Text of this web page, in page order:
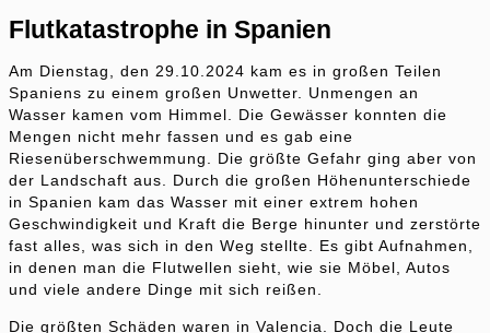
Flutkatastrophe in Spanien
Am Dienstag, den 29.10.2024 kam es in großen Teilen
Spaniens zu einem großen Unwetter. Unmengen an
Wasser kamen vom Himmel. Die Gewässer konnten die
Mengen nicht mehr fassen und es gab eine
Riesenüberschwemmung. Die größte Gefahr ging aber von
der Landschaft aus. Durch die großen Höhenunterschiede
in Spanien kam das Wasser mit einer extrem hohen
Geschwindigkeit und Kraft die Berge hinunter und zerstörte
fast alles, was sich in den Weg stellte. Es gibt Aufnahmen,
in denen man die Flutwellen sieht, wie sie Möbel, Autos
und viele andere Dinge mit sich reißen.
Die größten Schäden waren in Valencia. Doch die Leute